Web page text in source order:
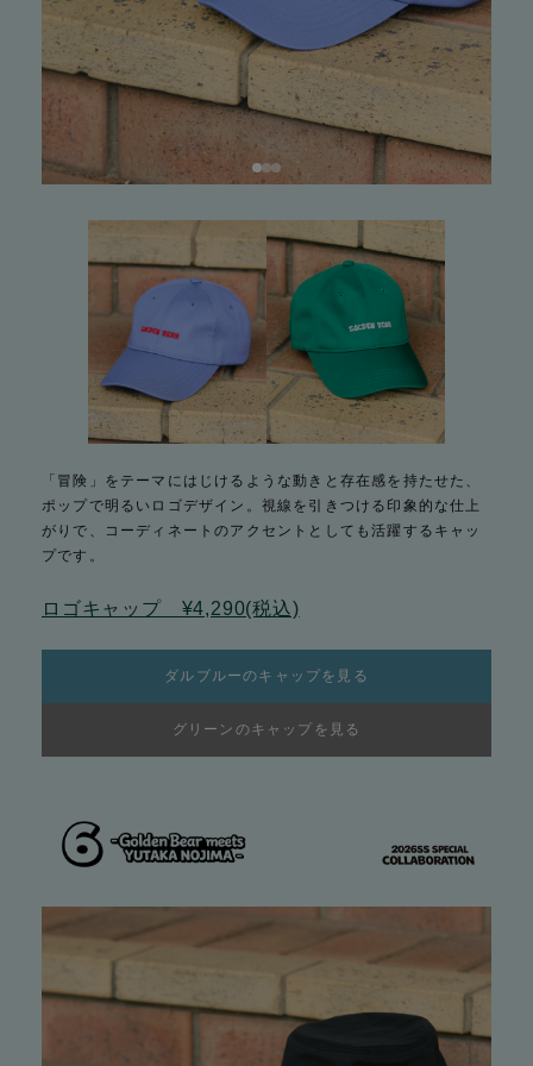
「冒険」をテーマにはじけるような動きと存在感を持たせた、
ポップで明るいロゴデザイン。視線を引きつける印象的な仕上
がりで、コーディネートのアクセントとしても活躍するキャッ
プです。
ロゴキャップ ¥4,290(税込)
ダルブルーのキャップを見る
グリーンのキャップを見る